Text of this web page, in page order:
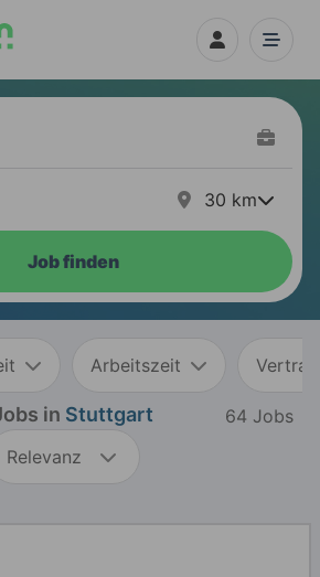
30 km
Job finden
Arbeitszeit
in Stuttgart
64 Jobs
Relevanz